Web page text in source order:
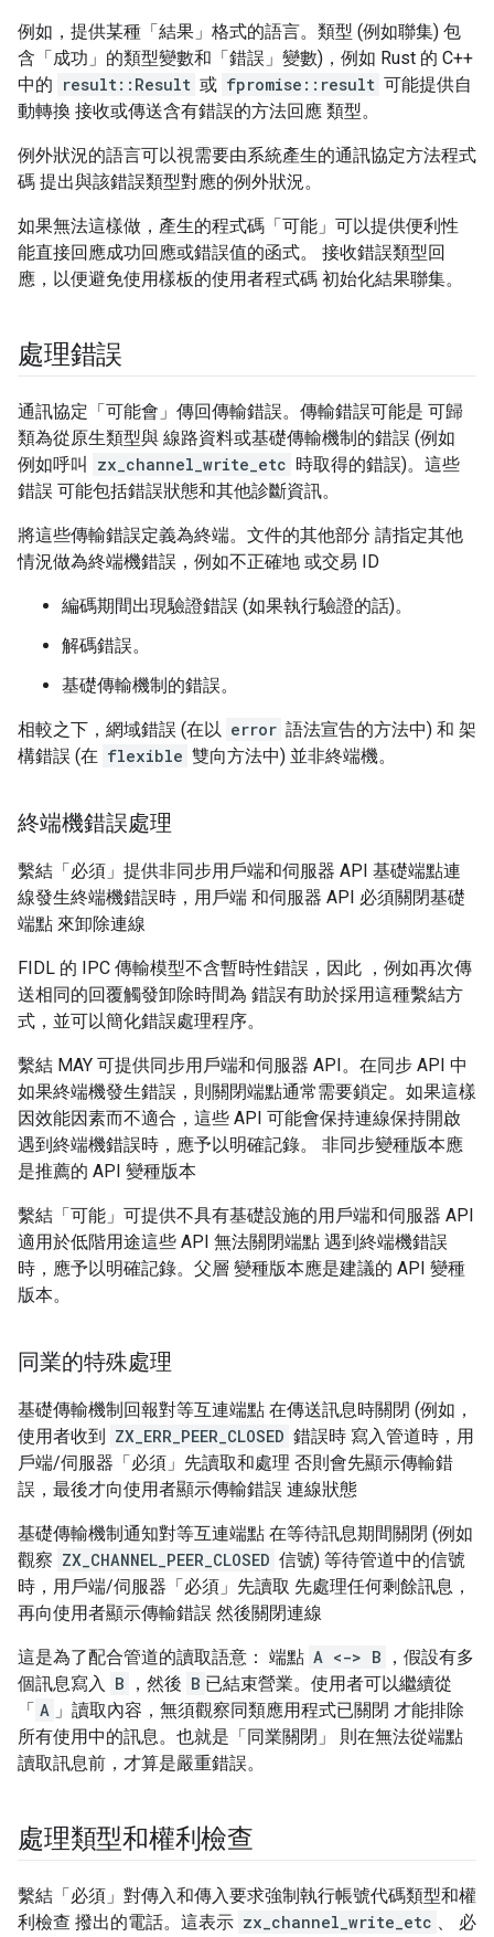
例如，提供某種「結果」格式的語言。類型 (例如聯集) 包
含「成功」的類型變數和「錯誤」變數)，例如 Rust 的 C++
中的 result::Result 或 fpromise::result 可能提供自
動轉換 接收或傳送含有錯誤的方法回應 類型。
例外狀況的語言可以視需要由系統產生的通訊協定方法程式
碼 提出與該錯誤類型對應的例外狀況。
如果無法這樣做，產生的程式碼「可能」可以提供便利性
能直接回應成功回應或錯誤值的函式。 接收錯誤類型回
應，以便避免使用樣板的使用者程式碼 初始化結果聯集。
處理錯誤
通訊協定「可能會」傳回傳輸錯誤。傳輸錯誤可能是 可歸
類為從原生類型與 線路資料或基礎傳輸機制的錯誤 (例如
例如呼叫
zx_channel_write_etc 時取得的錯誤)。這些
錯誤 可能包括錯誤狀態和其他診斷資訊。
將這些傳輸錯誤定義為終端。文件的其他部分 請指定其他
情況做為終端機錯誤，例如不正確地 或交易 ID
編碼期間出現驗證錯誤 (如果執行驗證的話)。
解碼錯誤。
基礎傳輸機制的錯誤。
相較之下，網域錯誤 (在以 error 語法宣告的方法中) 和 架
構錯誤 (在 flexible 雙向方法中) 並非終端機。
終端機錯誤處理
繫結「必須」提供非同步用戶端和伺服器 API 基礎端點連
線發生終端機錯誤時，用戶端 和伺服器 API 必須關閉基礎
端點 來卸除連線
FIDL 的 IPC 傳輸模型不含暫時性錯誤，因此 ，例如再次傳
送相同的回覆觸發卸除時間為 錯誤有助於採用這種繫結方
式，並可以簡化錯誤處理程序。
繫結 MAY 可提供同步用戶端和伺服器 API。在同步 API 中
如果終端機發生錯誤，則關閉端點通常需要鎖定。如果這樣
因效能因素而不適合，這些 API 可能會保持連線保持開啟
遇到終端機錯誤時，應予以明確記錄。 非同步變種版本應
是推薦的 API 變種版本
繫結「可能」可提供不具有基礎設施的用戶端和伺服器 API
適用於低階用途這些 API 無法關閉端點 遇到終端機錯誤
時，應予以明確記錄。父層 變種版本應是建議的 API 變種
版本。
同業的特殊處理
基礎傳輸機制回報對等互連端點 在傳送訊息時關閉 (例如，
使用者收到 ZX_ERR_PEER_CLOSED 錯誤時 寫入管道時，用
戶端/伺服器「必須」先讀取和處理 否則會先顯示傳輸錯
誤，最後才向使用者顯示傳輸錯誤 連線狀態
基礎傳輸機制通知對等互連端點 在等待訊息期間關閉 (例如
觀察 ZX_CHANNEL_PEER_CLOSED 信號) 等待管道中的信號
時，用戶端/伺服器「必須」先讀取 先處理任何剩餘訊息，
再向使用者顯示傳輸錯誤 然後關閉連線
這是為了配合管道的讀取語意： 端點 A <-> B
，假設有多
個訊息寫入 B ，然後 B 已結束營業。使用者可以繼續從
「 A 」讀取內容，無須觀察同類應用程式已關閉 才能排除
所有使用中的訊息。也就是「同業關閉」 則在無法從端點
讀取訊息前，才算是嚴重錯誤。
處理類型和權利檢查
繫結「必須」對傳入和傳入要求強制執行帳號代碼類型和權
利檢查 撥出的電話。這表示 zx_channel_write_etc 、 必